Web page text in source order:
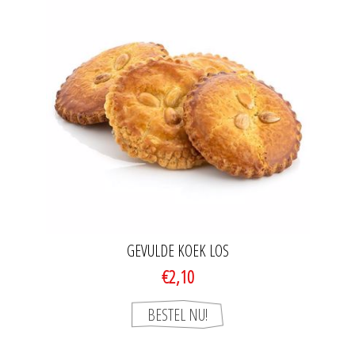
GEVULDE KOEK LOS
€2,10